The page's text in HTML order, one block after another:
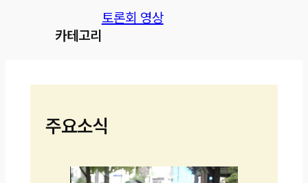
카테고리
토론회 영상
주요소식